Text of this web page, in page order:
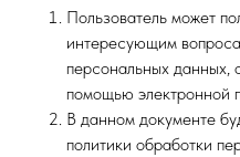
Пользователь может
интересующим
персональных данных,
помощью электронной
В данном документе
политики обработки